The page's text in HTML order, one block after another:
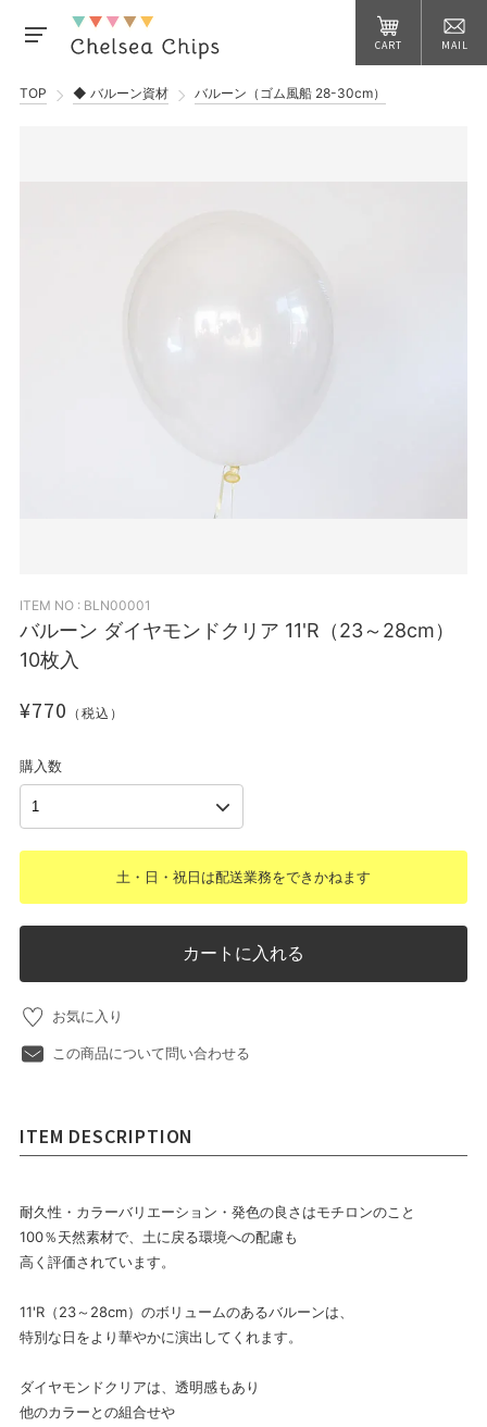
CART MAIL
TOP ◆ バルーン資材 バルーン（ゴム風船 28-30cm）
ITEM NO : BLN00001
バルーン ダイヤモンドクリア 11'R（23～28cm）
10枚入
¥770 （税込）
購入数
土・日・祝日は配送業務をできかねます
カートに入れる
お気に入り
この商品について問い合わせる
ITEM DESCRIPTION
耐久性・カラーバリエーション・発色の良さはモチロンのこと
100％天然素材で、土に戻る環境への配慮も
高く評価されています。
11'R（23～28cm）のボリュームのあるバルーンは、
特別な日をより華やかに演出してくれます。
ダイヤモンドクリアは、透明感もあり
他のカラーとの組合せや